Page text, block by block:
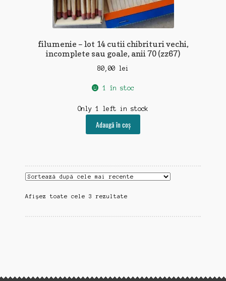
filumenie – lot 14 cutii chibrituri vechi,
incomplete sau goale, anii 70 (zz67)
80,00 lei
1 în stoc
Only 1 left in stock
Adaugă în coș
Afișez toate cele 3 rezultateSortat
cele